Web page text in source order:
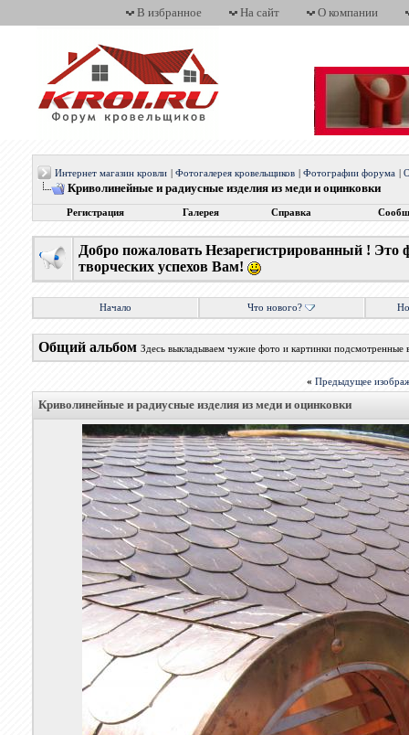
В избранное На сайт О компании
Интернет магазин кровли Фотогалерея кровельщиков Фотографии форума
Криволинейные и радиусные изделия из меди и оцинковки
Регистрация Галерея Справка
Добро пожаловать Незарегистрированный !
творческих успехов Вам!
Начало Что нового?
Общий альбом Здесь выкладываем чужие фото и картинки подсмотренные
« Предыдущее
Криволинейные и радиусные изделия из меди и оцинковки